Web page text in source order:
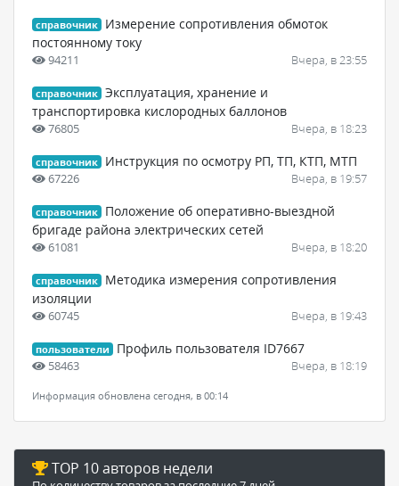
справочник
Измерение сопротивления обмоток
постоянному току
94211 Вчера, в 23:55
справочник Эксплуатация, хранение и
транспортировка кислородных баллонов
76805 Вчера, в 18:23
справочник Инструкция по осмотру РП, ТП, КТП, МТП
67226 Вчера, в 19:57
справочник
Положение об оперативно-выездной
бригаде района электрических сетей
61081 Вчера, в 18:20
справочник
Методика измерения сопротивления
изоляции
60745 Вчера, в 19:43
пользователи Профиль пользователя ID7667
58463 Вчера, в 18:19
Информация обновлена сегодня, в 00:14
TOP 10 авторов недели